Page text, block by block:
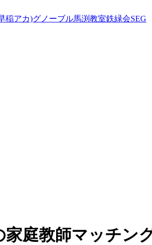
稲アカ)グノーブル馬渕教室鉄緑会SEG
家庭教師マッチン